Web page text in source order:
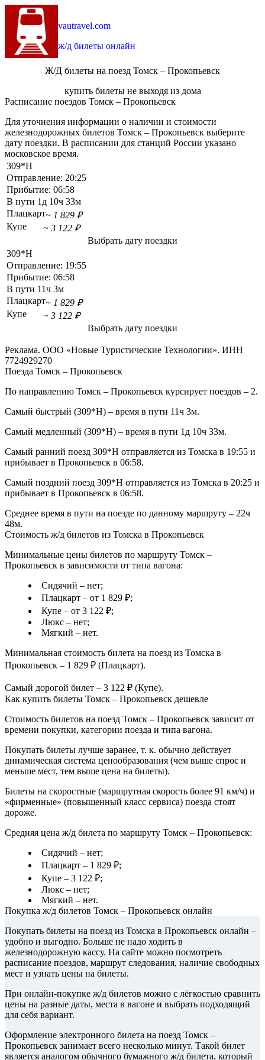
vautravel.com
ж/д билеты онлайн
Ж/Д билеты на поезд Томск – Прокопьевск
купить билеты не выходя из дома
Расписание поездов Томск – Прокопьевск
Для уточнения информации о наличии и стоимости
железнодорожных билетов Томск – Прокопьевск выберите
дату поездки. В расписании для станций России указано
московское время.
309*Н
Отправление: 20:25
Прибытие: 06:58
В пути 1д 10ч 33м
Плацкарт~ 1 829 ₽
Купе
~ 3 122 ₽
Выбрать дату поездки
309*Н
Отправление: 19:55
Прибытие: 06:58
В пути 11ч 3м
Плацкарт~ 1 829 ₽
Купе
~ 3 122 ₽
Выбрать дату поездки
Реклама. ООО «Новые Туристические Технологии». ИНН
7724929270
Поезда Томск – Прокопьевск
По направлению Томск – Прокопьевск курсирует поездов – 2.
Самый быстрый (309*Н) – время в пути 11ч 3м.
Самый медленный (309*Н) – время в пути 1д 10ч 33м.
Самый ранний поезд 309*Н отправляется из Томска в 19:55 и
прибывает в Прокопьевск в 06:58.
Самый поздний поезд 309*Н отправляется из Томска в 20:25 и
прибывает в Прокопьевск в 06:58.
Среднее время в пути на поезде по данному маршруту – 22ч
48м.
Стоимость ж/д билетов из Томска в Прокопьевск
Минимальные цены билетов по маршруту Томск –
Прокопьевск в зависимости от типа вагона:
Сидячий – нет;
Плацкарт – от 1 829 ₽;
Купе – от 3 122 ₽;
Люкс – нет;
Мягкий – нет.
Минимальная стоимость билета на поезд из Томска в
Прокопьевск – 1 829 ₽ (Плацкарт).
Самый дорогой билет – 3 122 ₽ (Купе).
Как купить билеты Томск – Прокопьевск дешевле
Стоимость билетов на поезд Томск – Прокопьевск зависит от
времени покупки, категории поезда и типа вагона.
Покупать билеты лучше заранее, т. к. обычно действует
динамическая система ценообразования (чем выше спрос и
меньше мест, тем выше цена на билеты).
Билеты на скоростные (маршрутная скорость более 91 км/ч) и
«фирменные» (повышенный класс сервиса) поезда стоят
дороже.
Средняя цена ж/д билета по маршруту Томск – Прокопьевск:
Сидячий – нет;
Плацкарт – 1 829 ₽;
Купе – 3 122 ₽;
Люкс – нет;
Мягкий – нет.
Покупка ж/д билетов Томск – Прокопьевск онлайн
Покупать билеты на поезд из Томска в Прокопьевск онлайн –
удобно и выгодно. Больше не надо ходить в
железнодорожную кассу. На сайте можно посмотреть
расписание поездов, маршрут следования, наличие свободных
мест и узнать цены на билеты.
При онлайн-покупке ж/д билетов можно с лёгкостью сравнить
цены на разные даты, места в вагоне и выбрать подходящий
для себя вариант.
Оформление электронного билета на поезд Томск –
Прокопьевск занимает всего несколько минут. Такой билет
является аналогом обычного бумажного ж/д билета, который